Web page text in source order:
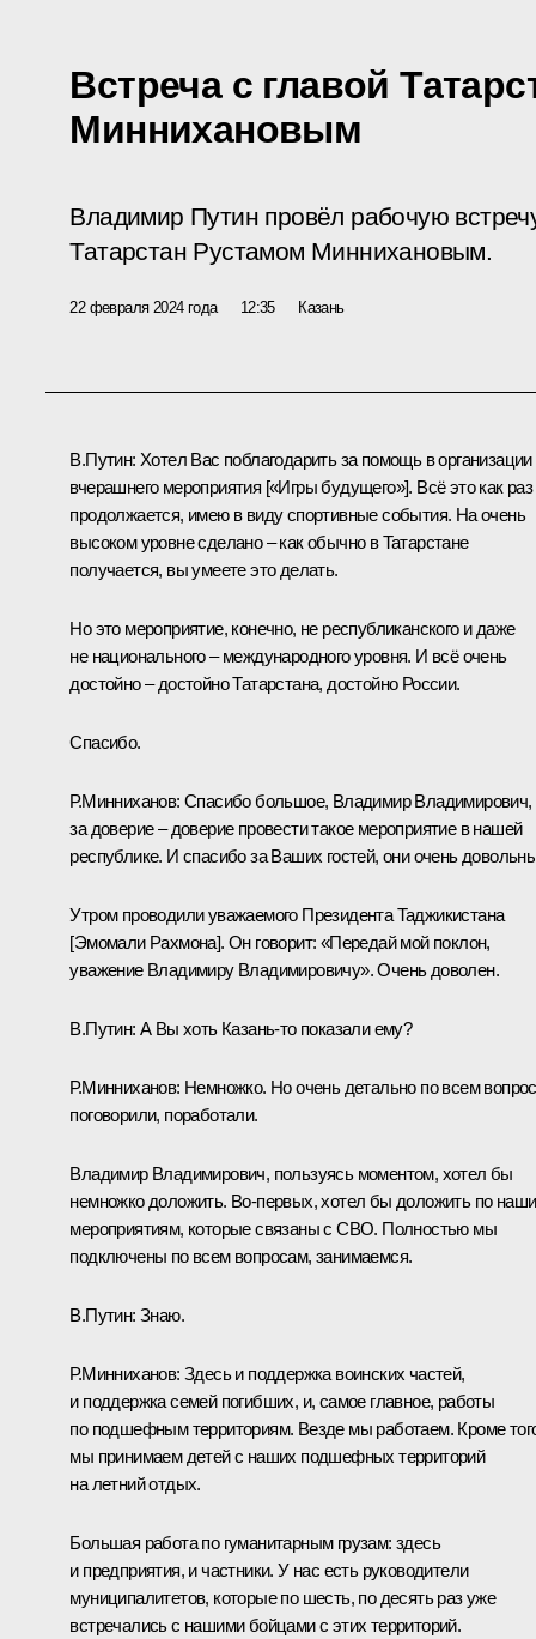
Встреча с главой
Миннихановым
Владимир Путин провёл рабочую
Татарстан Рустамом Миннихановым.
22 февраля 2024 года 12:35 Казань
В.Путин: Хотел Вас поблагодарить за помощь в организации
вчерашнего мероприятия [«Игры будущего»]. Всё это как раз
продолжается, имею в виду спортивные события. На очень
высоком уровне сделано – как обычно в Татарстане
получается, вы умеете это делать.
Но это мероприятие, конечно, не республиканского и даже
не национального – международного уровня. И всё очень
достойно – достойно Татарстана, достойно России.
Спасибо.
Р.Минниханов: Спасибо большое, Владимир Владимирович,
за доверие – доверие провести такое мероприятие в нашей
республике. И спасибо за Ваших гостей, они очень
Утром проводили уважаемого Президента Таджикистана
[Эмомали Рахмона]. Он говорит: «Передай мой поклон,
уважение Владимиру Владимировичу». Очень доволен.
В.Путин: А Вы хоть Казань-то показали ему?
Р.Минниханов: Немножко. Но очень детально по всем
поговорили, поработали.
Владимир Владимирович, пользуясь моментом, хотел бы
немножко доложить. Во-первых, хотел бы доложить по
мероприятиям, которые связаны с СВО. Полностью мы
подключены по всем вопросам, занимаемся.
В.Путин: Знаю.
Р.Минниханов: Здесь и поддержка воинских частей,
и поддержка семей погибших, и, самое главное, работы
по подшефным территориям. Везде мы работаем. Кроме
мы принимаем детей с наших подшефных территорий
на летний отдых.
Большая работа по гуманитарным грузам: здесь
и предприятия, и частники. У нас есть руководители
муниципалитетов, которые по шесть, по десять раз уже
встречались с нашими бойцами с этих территорий.